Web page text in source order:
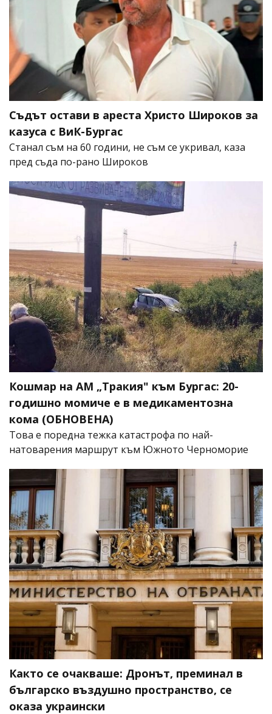
Съдът остави в ареста Христо Широков за
казуса с ВиК-Бургас
Станал съм на 60 години, не съм се укривал, каза
пред съда по-рано Широков
Кошмар на АМ „Тракия" към Бургас: 20-
годишно момиче е в медикаментозна
кома (ОБНОВЕНА)
Това е поредна тежка катастрофа по най-
натоварения маршрут към Южното Черноморие
Както се очакваше: Дронът, преминал в
българско въздушно пространство, се
оказа украински